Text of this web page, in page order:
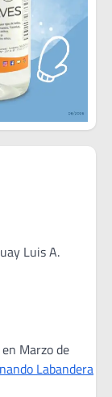
Luis A.
Marzo de
Labandera